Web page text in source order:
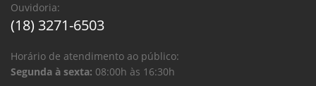
Ouvidoria:
(18) 3271-6503
Horário de atendimento ao público:
Segunda à sexta: 08:00h às 16:30h